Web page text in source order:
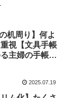
机周り】何よ
視【文具手帳
主婦の手帳生
2025.07.19